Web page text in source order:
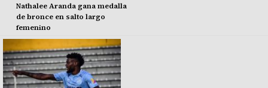
Nathalee Aranda gana medalla
de bronce en salto largo
femenino